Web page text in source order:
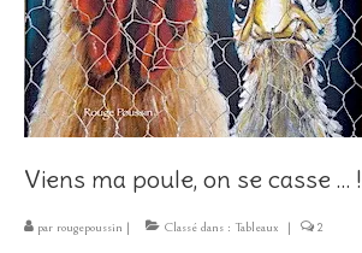
Mon compte
Expo
Viens ma poule, on se casse … !
par rougepoussin | Classé dans : Tableaux | 2